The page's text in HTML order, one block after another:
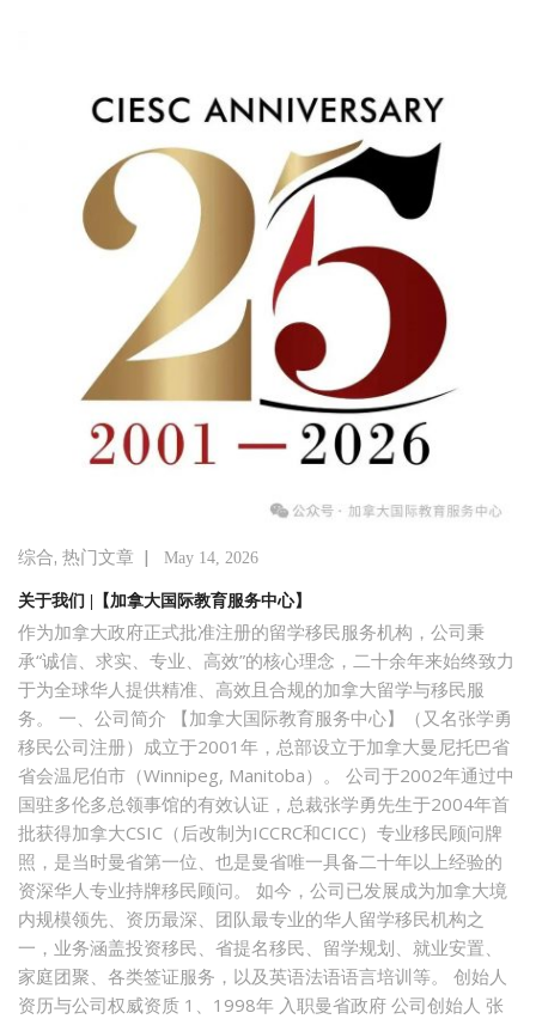
综合, 热门文章 | May 14, 2026
关于我们 |【加拿大国际教育服务中心】
作为加拿大政府正式批准注册的留学移民服务机构，公司秉
承“诚信、求实、专业、高效”的核心理念，二十余年来始终致力
于为全球华人提供精准、高效且合规的加拿大留学与移民服
务。 一、公司简介 【加拿大国际教育服务中心】（又名张学勇
移民公司注册）成立于2001年，总部设立于加拿大曼尼托巴省
省会温尼伯市（Winnipeg, Manitoba）。 公司于2002年通过中
国驻多伦多总领事馆的有效认证，总裁张学勇先生于2004年首
批获得加拿大CSIC（后改制为ICCRC和CICC）专业移民顾问牌
照，是当时曼省第一位、也是曼省唯一具备二十年以上经验的
资深华人专业持牌移民顾问。 如今，公司已发展成为加拿大境
内规模领先、资历最深、团队最专业的华人留学移民机构之
一，业务涵盖投资移民、省提名移民、留学规划、就业安置、
家庭团聚、各类签证服务，以及英语法语语言培训等。 创始人
资历与公司权威资质 1、1998年 入职曼省政府 公司创始人 张